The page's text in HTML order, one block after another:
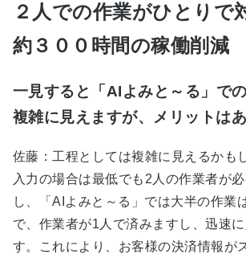
２人での作業がひとりで
約３００時間の稼働削減
一見すると「AIよみと～る」で
複雑に見えますが、メリットは
佐藤：工程としては複雑に見えるかも
入力の場合は最低でも2人の作業者が
し、「AIよみと～る」では大半の作業
で、作業者が1人で済みますし、迅速
す。これにより、お客様の決済情報が